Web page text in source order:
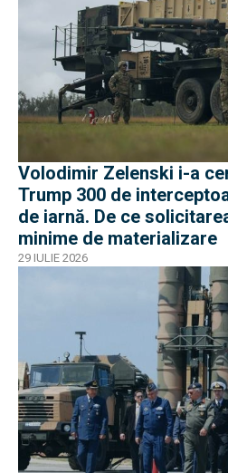
Volodimir Zelenski i-a
Trump 300 de
de iarnă. De ce
minime de materializare
29 IULIE 2026